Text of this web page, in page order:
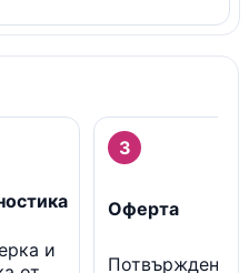
и
3
Оферта
Потвърждение